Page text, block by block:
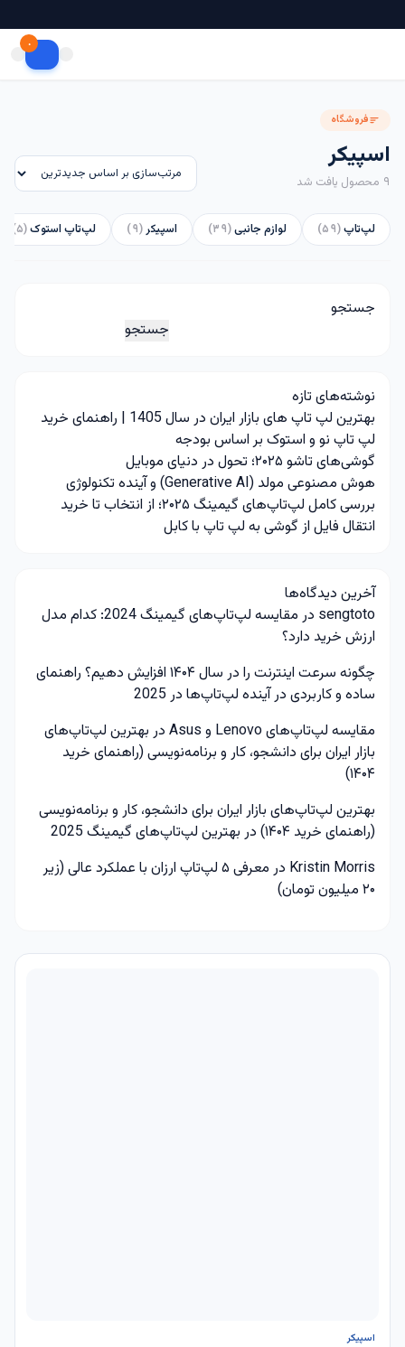
۰
فروشگاه
اسپیکر
۹ محصول یافت شد
لپ‌تاپ(۵۹) لوازم جانبی(۳۹) اسپیکر(۹) لپ‌تاپ استوک(۵)
جستجو
جستجو
نوشته‌های تازه
بهترین لپ تاپ های بازار ایران در سال 1405 | راهنمای خرید
لپ تاپ نو و استوک بر اساس بودجه
گوشی‌های تاشو ۲۰۲۵؛ تحول در دنیای موبایل
هوش مصنوعی مولد (Generative AI) و آینده تکنولوژی
بررسی کامل لپ‌تاپ‌های گیمینگ ۲۰۲۵؛ از انتخاب تا خرید
انتقال فایل از گوشی به لپ تاپ با کابل
آخرین دیدگاه‌ها
sengtoto در
مقایسه لپ‌تاپ‌های گیمینگ 2024: کدام مدل
ارزش خرید دارد؟
چگونه سرعت اینترنت را در سال ۱۴۰۴ افزایش دهیم؟ راهنمای
ساده و کاربردی درآینده لپ‌تاپ‌ها در 2025
مقایسه لپ‌تاپ‌های Lenovo و Asus
در بهترین لپ‌تاپ‌های
بازار ایران برای دانشجو، کار و برنامه‌نویسی (راهنمای خرید
۱۴۰۴)
بهترین لپ‌تاپ‌های بازار ایران برای دانشجو، کار و برنامه‌نویسی
(راهنمای خرید ۱۴۰۴)
در بهترین لپ‌تاپ‌های گیمینگ 2025
Kristin Morris در
معرفی ۵ لپ‌تاپ ارزان با عملکرد عالی (زیر
۲۰ میلیون تومان)
ناموجود
اسپیکر